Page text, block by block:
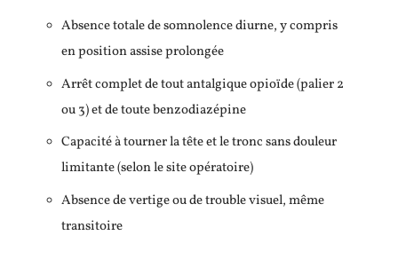
Absence totale de somnolence diurne, y compris
en position assise prolongée
Arrêt complet de tout antalgique opioïde (palier 2
ou 3) et de toute benzodiazépine
Capacité à tourner la tête et le tronc sans douleur
limitante (selon le site opératoire)
Absence de vertige ou de trouble visuel, même
transitoire